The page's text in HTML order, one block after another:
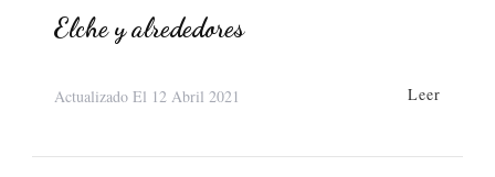
Elche y alrededores
Actualizado El 12 Abril 2021 Leer